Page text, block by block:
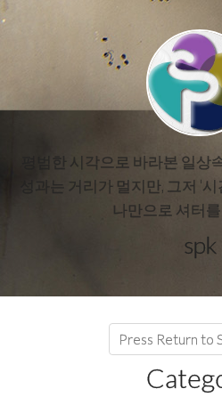
평범한 시각으로 바라본 일상
성과는 거리가 멀지만, 그저 '
나만으로 셔터
spk